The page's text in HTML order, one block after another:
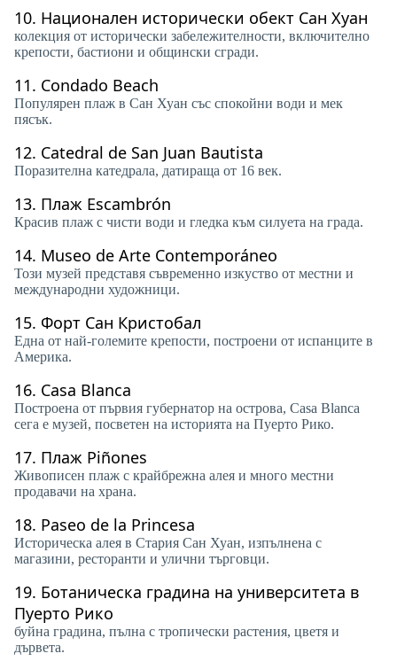
10. Национален исторически обект Сан Хуан
колекция от исторически забележителности, включително
крепости, бастиони и общински сгради.
11. Condado Beach
Популярен плаж в Сан Хуан със спокойни води и мек
пясък.
12. Catedral de San Juan Bautista
Поразителна катедрала, датираща от 16 век.
13. Плаж Escambrón
Красив плаж с чисти води и гледка към силуета на града.
14. Museo de Arte Contemporáneo
Този музей представя съвременно изкуство от местни и
международни художници.
15. Форт Сан Кристобал
Една от най-големите крепости, построени от испанците в
Америка.
16. Casa Blanca
Построена от първия губернатор на острова, Casa Blanca
сега е музей, посветен на историята на Пуерто Рико.
17. Плаж Piñones
Живописен плаж с крайбрежна алея и много местни
продавачи на храна.
18. Paseo de la Princesa
Историческа алея в Стария Сан Хуан, изпълнена с
магазини, ресторанти и улични търговци.
19. Ботаническа градина на университета в
Пуерто Рико
буйна градина, пълна с тропически растения, цветя и
дървета.